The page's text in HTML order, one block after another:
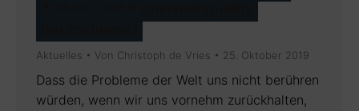
Aktuelles Von Christoph de Vries 25. Oktober 2019
Dass die Probleme der Welt uns nicht berühren
würden, wenn wir uns vornehm zurückhalten,